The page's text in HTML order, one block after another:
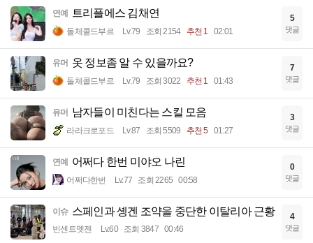
연예 트리플에스 김채연
돌체콜드부르 Lv.79 조회 2154 추천 1 02:01
5
댓글
유머 옷 정보좀 알 수 있을까요?
돌체콜드부르 Lv.79 조회 3022 추천 1 01:43
7
댓글
유머 남자들이 미친다는 스킬 모음
라라크로포드 Lv.87 조회 5509 추천 5 01:27
3
댓글
연예 어쩌다 한번 미야오 나린
어쩌다한번 Lv.77 조회 2265 00:58
0
댓글
이슈 스페인과 솅겐 조약을 중단한 이탈리아 근황
빈센트멧젠 Lv.60 조회 3847 00:46
4
댓글